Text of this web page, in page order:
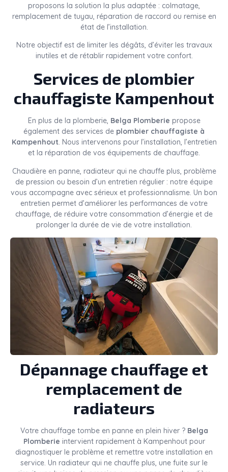
proposons la solution la plus adaptée : colmatage,
remplacement de tuyau, réparation de raccord ou remise en
état de l’installation.
Notre objectif est de limiter les dégâts, d’éviter les travaux
inutiles et de rétablir rapidement votre confort.
Services de plombier
chauffagiste Kampenhout
En plus de la plomberie, Belga Plomberie propose
également des services de plombier chauffagiste à
Kampenhout. Nous intervenons pour l’installation, l’entretien
et la réparation de vos équipements de chauffage.
Chaudière en panne, radiateur qui ne chauffe plus, problème
de pression ou besoin d’un entretien régulier : notre équipe
vous accompagne avec sérieux et professionnalisme. Un bon
entretien permet d’améliorer les performances de votre
chauffage, de réduire votre consommation d’énergie et de
prolonger la durée de vie de votre installation.
Dépannage chauffage et
remplacement de
radiateurs
Votre chauffage tombe en panne en plein hiver ? Belga
Plomberie intervient rapidement à Kampenhout pour
diagnostiquer le problème et remettre votre installation en
service. Un radiateur qui ne chauffe plus, une fuite sur le